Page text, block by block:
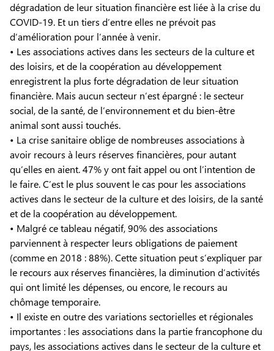
dégradation de leur situation financière est liée à la crise du
COVID-19. Et un tiers d’entre elles ne prévoit pas
d’amélioration pour l’année à venir.
• Les associations actives dans les secteurs de la culture et
des loisirs, et de la coopération au développement
enregistrent la plus forte dégradation de leur situation
financière. Mais aucun secteur n’est épargné : le secteur
social, de la santé, de l’environnement et du bien-être
animal sont aussi touchés.
• La crise sanitaire oblige de nombreuses associations à
avoir recours à leurs réserves financières, pour autant
qu’elles en aient. 47% y ont fait appel ou ont l’intention de
le faire. C’est le plus souvent le cas pour les associations
actives dans le secteur de la culture et des loisirs, de la santé
et de la coopération au développement.
• Malgré ce tableau négatif, 90% des associations
parviennent à respecter leurs obligations de paiement
(comme en 2018 : 88%). Cette situation peut s’expliquer par
le recours aux réserves financières, la diminution d’activités
qui ont limité les dépenses, ou encore, le recours au
chômage temporaire.
• Il existe en outre des variations sectorielles et régionales
importantes : les associations dans la partie francophone du
pays, les associations actives dans le secteur de la culture et